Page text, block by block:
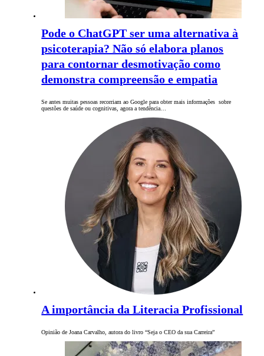
Pode o ChatGPT ser uma alternativa à
psicoterapia? Não só elabora planos
para contornar desmotivação como
demonstra compreensão e empatia
Se antes muitas pessoas recorriam ao Google para obter mais informações sobre
questões de saúde ou cognitivas, agora a tendência…
A importância da Literacia Profissional
Opinião de Joana Carvalho, autora do livro “Seja o CEO da sua Carreira”